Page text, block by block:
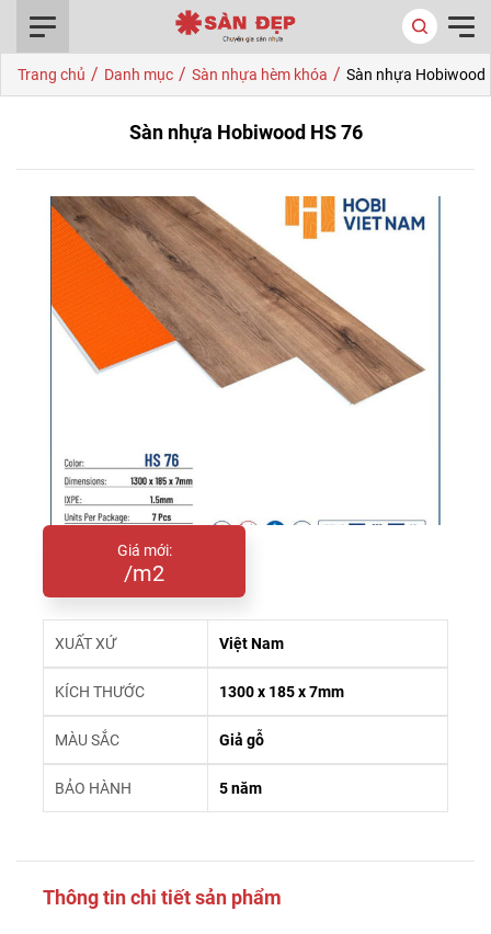
Trang chủ / Danh mục / Sàn nhựa hèm khóa / Sàn nhựa Hobiwood
Sàn nhựa Hobiwood HS 76
Giá mới:
/m2
XUẤT XỨ Việt Nam
KÍCH THƯỚC 1300 x 185 x 7mm
MÀU SẮC Giả gỗ
BẢO HÀNH 5 năm
Thông tin chi tiết sản phẩm